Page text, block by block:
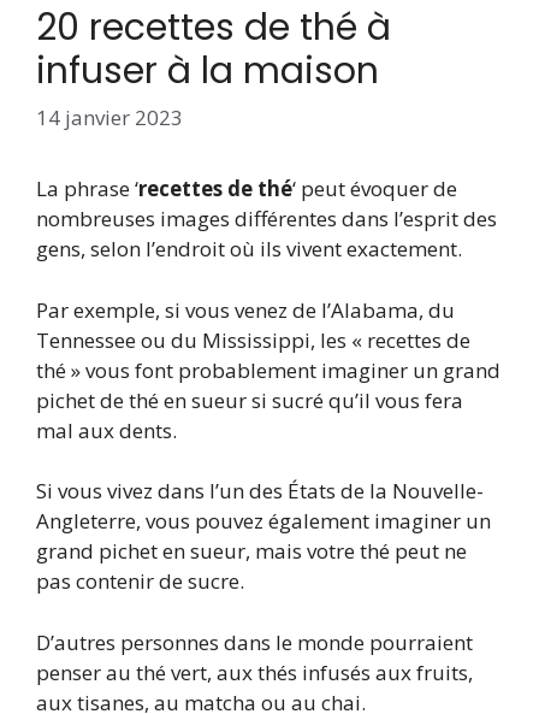
20 recettes de thé à
infuser à la maison
14 janvier 2023
La phrase ‘recettes de thé‘ peut évoquer de
nombreuses images différentes dans l’esprit des
gens, selon l’endroit où ils vivent exactement.
Par exemple, si vous venez de l’Alabama, du
Tennessee ou du Mississippi, les « recettes de
thé » vous font probablement imaginer un grand
pichet de thé en sueur si sucré qu’il vous fera
mal aux dents.
Si vous vivez dans l’un des États de la Nouvelle-
Angleterre, vous pouvez également imaginer un
grand pichet en sueur, mais votre thé peut ne
pas contenir de sucre.
D’autres personnes dans le monde pourraient
penser au thé vert, aux thés infusés aux fruits,
aux tisanes, au matcha ou au chai.